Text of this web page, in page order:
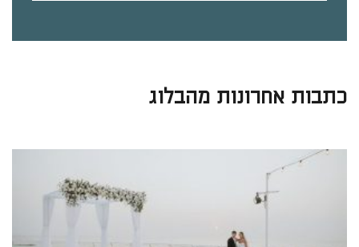
כתבות אחרונות מהבלוג